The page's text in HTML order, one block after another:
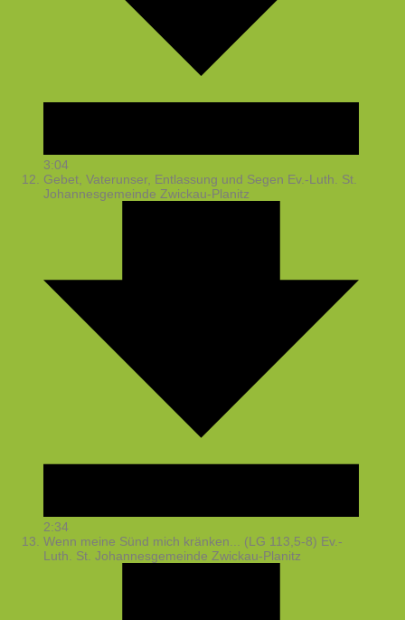
3:04
Gebet, Vaterunser, Entlassung und Segen Ev.-Luth. St.
Johannesgemeinde Zwickau-Planitz
2:34
Wenn meine Sünd mich kränken... (LG 113,5-8) Ev.-
Luth. St. Johannesgemeinde Zwickau-Planitz